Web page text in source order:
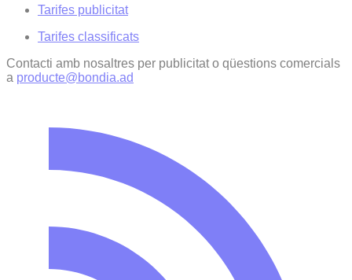
Tarifes publicitat
Tarifes classificats
Contacti amb nosaltres per publicitat o qüestions comercials
a producte@bondia.ad